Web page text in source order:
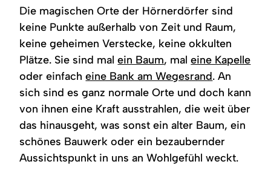
Die magischen Orte der Hörnerdörfer sind
keine Punkte außerhalb von Zeit und Raum,
keine geheimen Verstecke, keine okkulten
Plätze. Sie sind malein Baum, maleine Kapelle
oder einfacheine Bank am Wegesrand. An
sich sind es ganz normale Orte und doch kann
von ihnen eine Kraft ausstrahlen, die weit über
das hinausgeht, was sonst ein alter Baum, ein
schönes Bauwerk oder ein bezaubernder
Aussichtspunkt in uns an Wohlgefühl weckt.